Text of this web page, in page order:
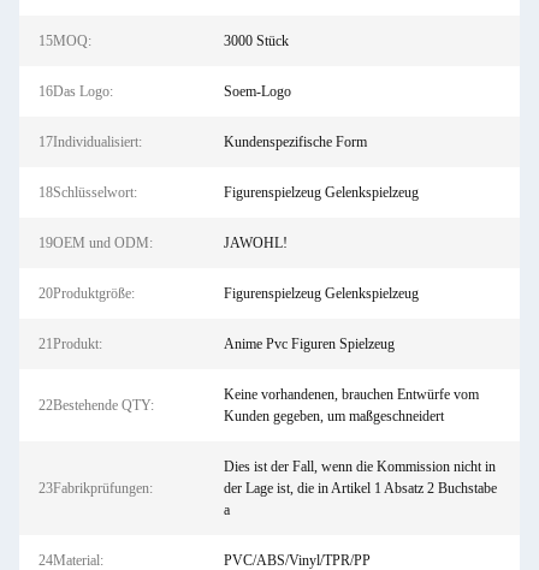
15MOQ: 3000 Stück
16Das Logo: Soem-Logo
17Individualisiert: Kundenspezifische Form
18Schlüsselwort: Figurenspielzeug Gelenkspielzeug
19OEM und ODM: JAWOHL!
20Produktgröße: Figurenspielzeug Gelenkspielzeug
21Produkt: Anime Pvc Figuren Spielzeug
22Bestehende QTY:
Keine vorhandenen, brauchen Entwürfe vom
Kunden gegeben, um maßgeschneidert
23Fabrikprüfungen:
Dies ist der Fall, wenn die Kommission nicht in
der Lage ist, die in Artikel 1 Absatz 2 Buchstabe
a
24Material: PVC/ABS/Vinyl/TPR/PP